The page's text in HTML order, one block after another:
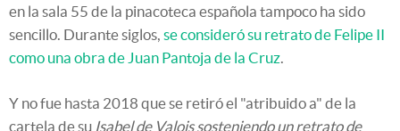
en la sala 55 de la pinacoteca española tampoco ha sido
sencillo. Durante siglos, se consideró su retrato de Felipe II
como una obra de Juan Pantoja de la Cruz.
Y no fue hasta 2018 que se retiró el "atribuido a" de la
cartela de su Isabel de Valois sosteniendo un retrato de